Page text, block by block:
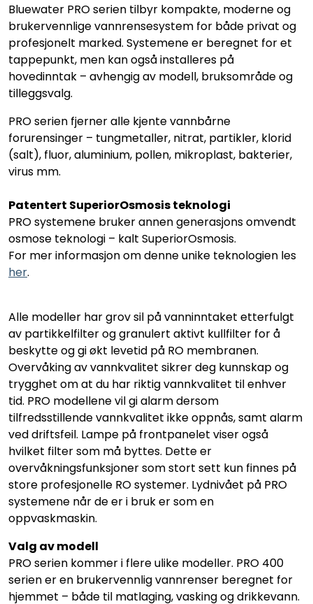
Bluewater PRO serien tilbyr kompakte, moderne og
brukervennlige vannrensesystem for både privat og
profesjonelt marked. Systemene er beregnet for et
tappepunkt, men kan også installeres på
hovedinntak – avhengig av modell, bruksområde og
tilleggsvalg.
PRO serien fjerner alle kjente vannbårne
forurensinger – tungmetaller, nitrat, partikler, klorid
(salt), fluor, aluminium, pollen, mikroplast, bakterier,
virus mm.
Patentert SuperiorOsmosis teknologi
PRO systemene bruker annen generasjons omvendt
osmose teknologi – kalt SuperiorOsmosis.
For mer informasjon om denne unike teknologien les
her.
Alle modeller har grov sil på vanninntaket etterfulgt
av partikkelfilter og granulert aktivt kullfilter for å
beskytte og gi økt levetid på RO membranen.
Overvåking av vannkvalitet sikrer deg kunnskap og
trygghet om at du har riktig vannkvalitet til enhver
tid. PRO modellene vil gi alarm dersom
tilfredsstillende vannkvalitet ikke oppnås, samt alarm
ved driftsfeil. Lampe på frontpanelet viser også
hvilket filter som må byttes. Dette er
overvåkningsfunksjoner som stort sett kun finnes på
store profesjonelle RO systemer. Lydnivået på PRO
systemene når de er i bruk er som en
oppvaskmaskin.
Valg av modell
PRO serien kommer i flere ulike modeller. PRO 400
serien er en brukervennlig vannrenser beregnet for
hjemmet – både til matlaging, vasking og drikkevann.